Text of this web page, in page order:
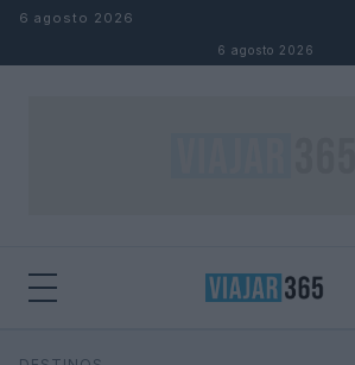
Saltar al contenido
6 agosto 2026
6 agosto 2026